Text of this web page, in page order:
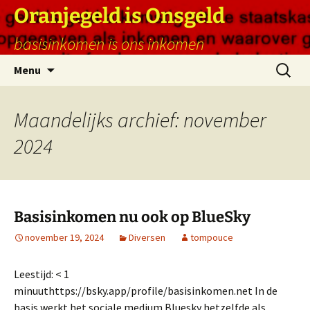
naar
de
inhoud
Oranjegeld is Onsgeld
basisinkomen is ons inkomen
Menu
Zoeken
naar:
Maandelijks archief: november
2024
Basisinkomen nu ook op BlueSky
november 19, 2024 Diversen tompouce
Leestijd: < 1
minuuthttps://bsky.app/profile/basisinkomen.net In de
basis werkt het sociale medium Bluesky hetzelfde als